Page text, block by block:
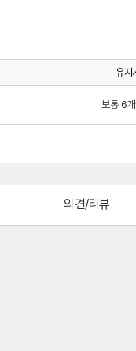
유지
보통 6
의견/리뷰